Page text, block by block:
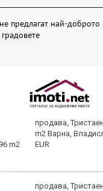
предлагат най-
продава,
m2 Варна,
EUR
продава,